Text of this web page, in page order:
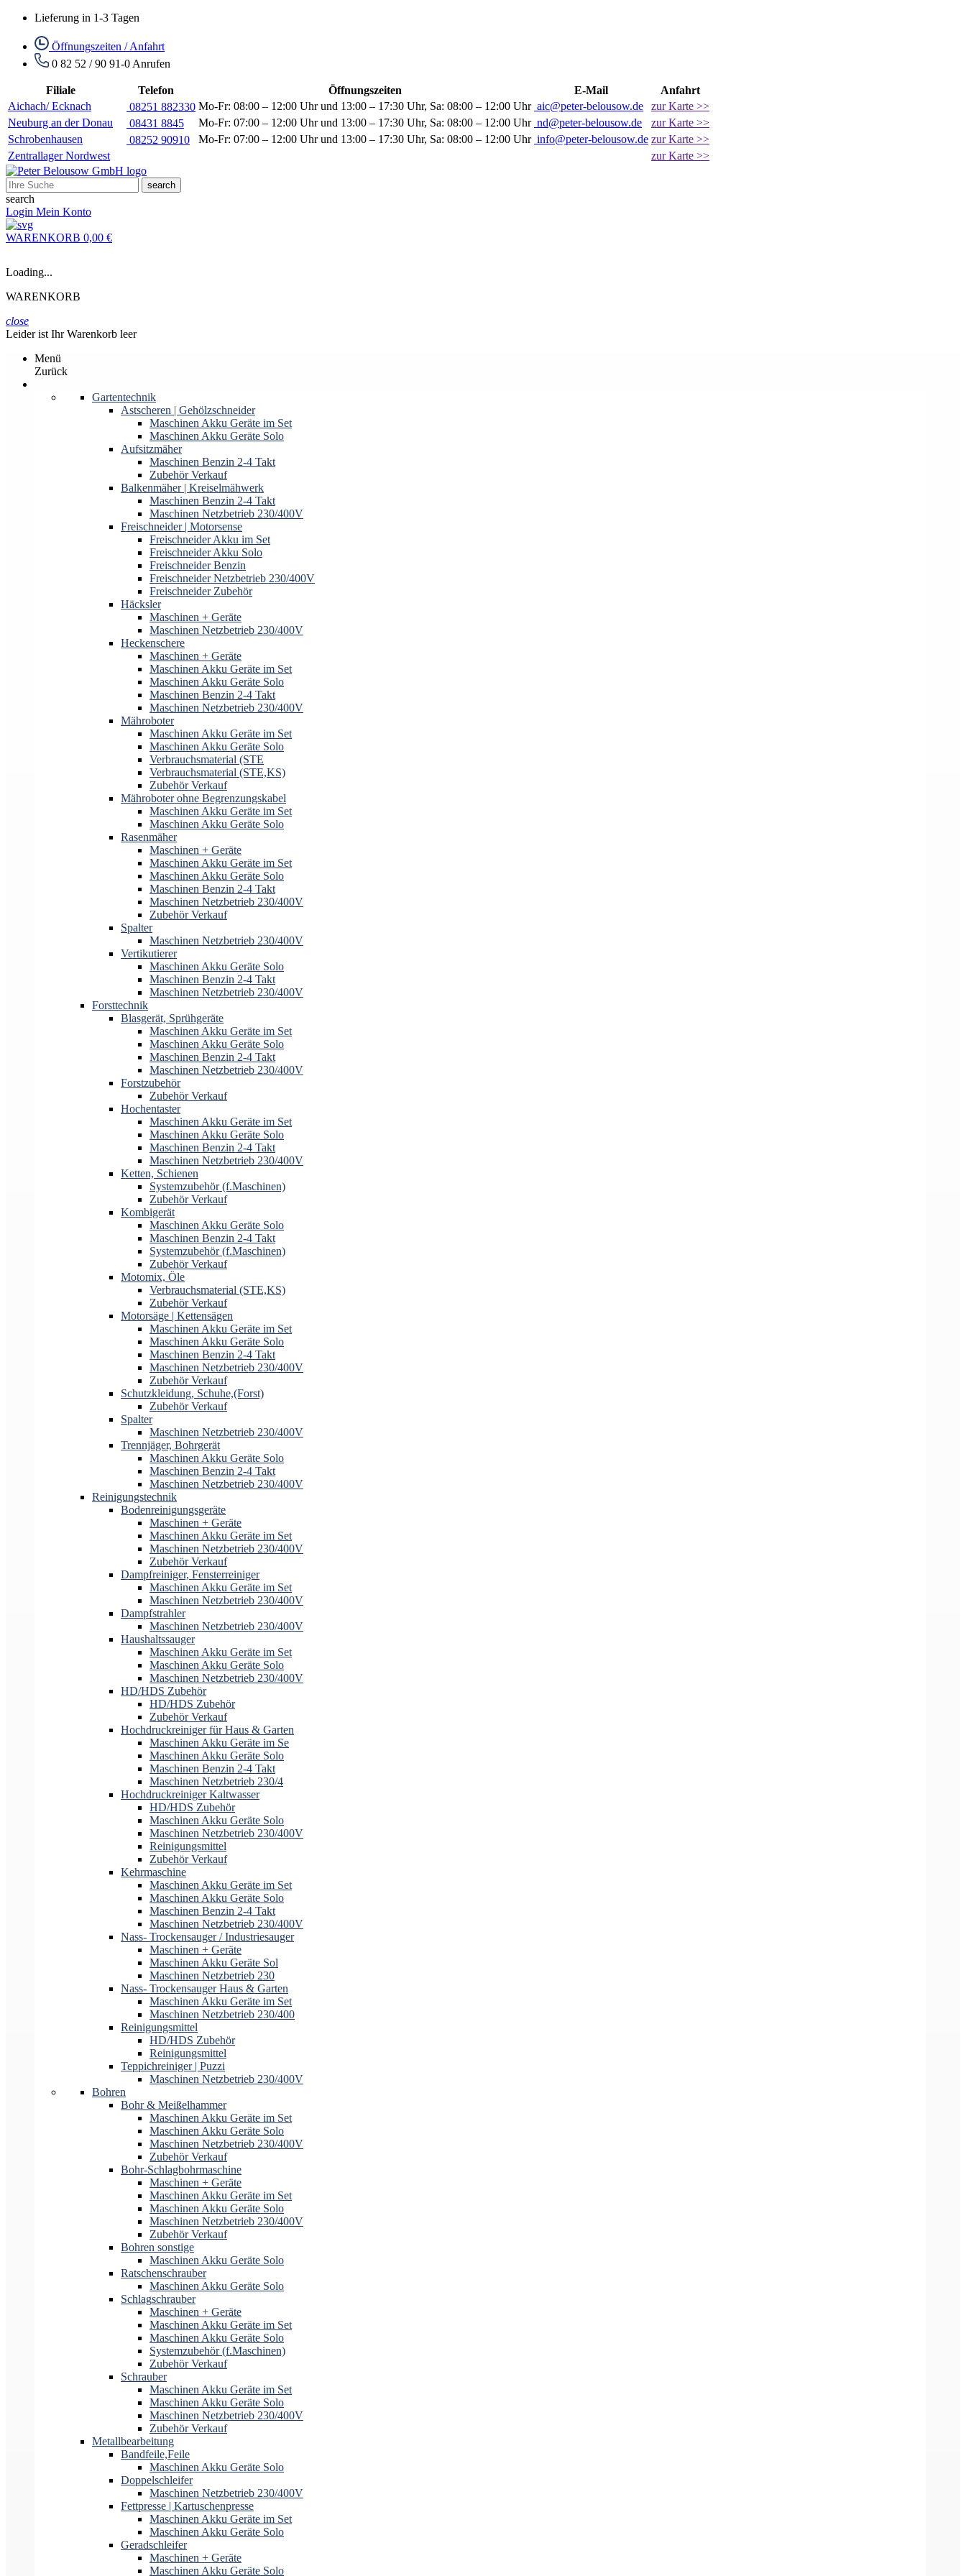
Lieferung in 1-3 Tagen
Öffnungszeiten / Anfahrt
0 82 52 / 90 91-0 Anrufen
Filiale Telefon Öffnungszeiten E-Mail
Anfahrt
Aichach/ Ecknach
08251 882330 Mo-Fr: 08:00 – 12:00 Uhr und 13:00 – 17:30 Uhr, Sa: 08:00 – 12:00 Uhr aic@peter-belousow.de
zur Karte >>
Neuburg an der Donau
08431 8845 Mo-Fr: 07:00 – 12:00 Uhr und 13:00 – 17:30 Uhr, Sa: 08:00 – 12:00 Uhr nd@peter-belousow.de
zur Karte >>
Schrobenhausen
08252 90910 Mo-Fr: 07:00 – 12:00 Uhr und 13:00 – 17:30 Uhr, Sa: 08:00 – 12:00 Uhr info@peter-belousow.de zur Karte >>
Zentrallager Nordwest
zur Karte >>
search
search
Login Mein Konto
WARENKORB 0,00 €
Loading...
WARENKORB
close
Leider ist Ihr Warenkorb leer
Menü
Zurück
Gartentechnik
Astscheren | Gehölzschneider
Maschinen Akku Geräte im Set
Maschinen Akku Geräte Solo
Aufsitzmäher
Maschinen Benzin 2-4 Takt
Zubehör Verkauf
Balkenmäher | Kreiselmähwerk
Maschinen Benzin 2-4 Takt
Maschinen Netzbetrieb 230/400V
Freischneider | Motorsense
Freischneider Akku im Set
Freischneider Akku Solo
Freischneider Benzin
Freischneider Netzbetrieb 230/400V
Freischneider Zubehör
Häcksler
Maschinen + Geräte
Maschinen Netzbetrieb 230/400V
Heckenschere
Maschinen + Geräte
Maschinen Akku Geräte im Set
Maschinen Akku Geräte Solo
Maschinen Benzin 2-4 Takt
Maschinen Netzbetrieb 230/400V
Mähroboter
Maschinen Akku Geräte im Set
Maschinen Akku Geräte Solo
Verbrauchsmaterial (STE
Verbrauchsmaterial (STE,KS)
Zubehör Verkauf
Mähroboter ohne Begrenzungskabel
Maschinen Akku Geräte im Set
Maschinen Akku Geräte Solo
Rasenmäher
Maschinen + Geräte
Maschinen Akku Geräte im Set
Maschinen Akku Geräte Solo
Maschinen Benzin 2-4 Takt
Maschinen Netzbetrieb 230/400V
Zubehör Verkauf
Spalter
Maschinen Netzbetrieb 230/400V
Vertikutierer
Maschinen Akku Geräte Solo
Maschinen Benzin 2-4 Takt
Maschinen Netzbetrieb 230/400V
Forsttechnik
Blasgerät, Sprühgeräte
Maschinen Akku Geräte im Set
Maschinen Akku Geräte Solo
Maschinen Benzin 2-4 Takt
Maschinen Netzbetrieb 230/400V
Forstzubehör
Zubehör Verkauf
Hochentaster
Maschinen Akku Geräte im Set
Maschinen Akku Geräte Solo
Maschinen Benzin 2-4 Takt
Maschinen Netzbetrieb 230/400V
Ketten, Schienen
Systemzubehör (f.Maschinen)
Zubehör Verkauf
Kombigerät
Maschinen Akku Geräte Solo
Maschinen Benzin 2-4 Takt
Systemzubehör (f.Maschinen)
Zubehör Verkauf
Motomix, Öle
Verbrauchsmaterial (STE,KS)
Zubehör Verkauf
Motorsäge | Kettensägen
Maschinen Akku Geräte im Set
Maschinen Akku Geräte Solo
Maschinen Benzin 2-4 Takt
Maschinen Netzbetrieb 230/400V
Zubehör Verkauf
Schutzkleidung, Schuhe,(Forst)
Zubehör Verkauf
Spalter
Maschinen Netzbetrieb 230/400V
Trennjäger, Bohrgerät
Maschinen Akku Geräte Solo
Maschinen Benzin 2-4 Takt
Maschinen Netzbetrieb 230/400V
Reinigungstechnik
Bodenreinigungsgeräte
Maschinen + Geräte
Maschinen Akku Geräte im Set
Maschinen Netzbetrieb 230/400V
Zubehör Verkauf
Dampfreiniger, Fensterreiniger
Maschinen Akku Geräte im Set
Maschinen Netzbetrieb 230/400V
Dampfstrahler
Maschinen Netzbetrieb 230/400V
Haushaltssauger
Maschinen Akku Geräte im Set
Maschinen Akku Geräte Solo
Maschinen Netzbetrieb 230/400V
HD/HDS Zubehör
HD/HDS Zubehör
Zubehör Verkauf
Hochdruckreiniger für Haus & Garten
Maschinen Akku Geräte im Se
Maschinen Akku Geräte Solo
Maschinen Benzin 2-4 Takt
Maschinen Netzbetrieb 230/4
Hochdruckreiniger Kaltwasser
HD/HDS Zubehör
Maschinen Akku Geräte Solo
Maschinen Netzbetrieb 230/400V
Reinigungsmittel
Zubehör Verkauf
Kehrmaschine
Maschinen Akku Geräte im Set
Maschinen Akku Geräte Solo
Maschinen Benzin 2-4 Takt
Maschinen Netzbetrieb 230/400V
Nass- Trockensauger / Industriesauger
Maschinen + Geräte
Maschinen Akku Geräte Sol
Maschinen Netzbetrieb 230
Nass- Trockensauger Haus & Garten
Maschinen Akku Geräte im Set
Maschinen Netzbetrieb 230/400
Reinigungsmittel
HD/HDS Zubehör
Reinigungsmittel
Teppichreiniger | Puzzi
Maschinen Netzbetrieb 230/400V
Bohren
Bohr & Meißelhammer
Maschinen Akku Geräte im Set
Maschinen Akku Geräte Solo
Maschinen Netzbetrieb 230/400V
Zubehör Verkauf
Bohr-Schlagbohrmaschine
Maschinen + Geräte
Maschinen Akku Geräte im Set
Maschinen Akku Geräte Solo
Maschinen Netzbetrieb 230/400V
Zubehör Verkauf
Bohren sonstige
Maschinen Akku Geräte Solo
Ratschenschrauber
Maschinen Akku Geräte Solo
Schlagschrauber
Maschinen + Geräte
Maschinen Akku Geräte im Set
Maschinen Akku Geräte Solo
Systemzubehör (f.Maschinen)
Zubehör Verkauf
Schrauber
Maschinen Akku Geräte im Set
Maschinen Akku Geräte Solo
Maschinen Netzbetrieb 230/400V
Zubehör Verkauf
Metallbearbeitung
Bandfeile,Feile
Maschinen Akku Geräte Solo
Doppelschleifer
Maschinen Netzbetrieb 230/400V
Fettpresse | Kartuschenpresse
Maschinen Akku Geräte im Set
Maschinen Akku Geräte Solo
Geradschleifer
Maschinen + Geräte
Maschinen Akku Geräte Solo